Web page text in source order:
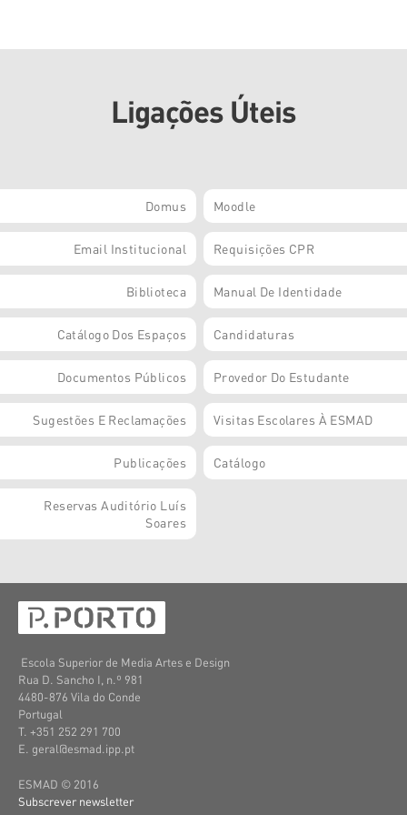
Ligações Úteis
Domus Moodle
Email Institucional Requisições CPR
Biblioteca Manual De Identidade
Catálogo Dos Espaços Candidaturas
Documentos Públicos Provedor Do Estudante
Sugestões E Reclamações Visitas Escolares À ESMAD
Publicações Catálogo
Reservas Auditório Luís
Soares
Escola Superior de Media Artes e Design
Rua D. Sancho I, n.º 981
4480-876 Vila do Conde
Portugal
T. +351 252 291 700
E. geral@esmad.ipp.pt
ESMAD © 2016
Subscrever newsletter